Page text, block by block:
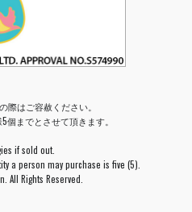
際はご容赦ください。
個までとさせて頂きます。
if sold out.
a person may purchase is five (5).
All Rights Reserved.